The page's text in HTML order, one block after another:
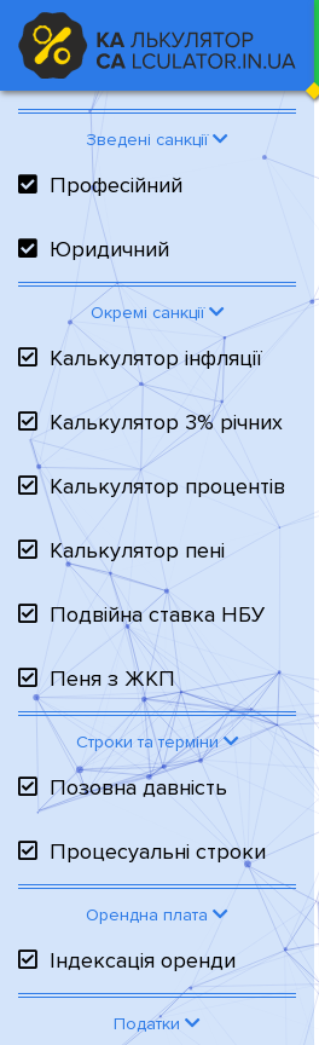
Зведені санкції
Професійний
Юридичний
Окремі санкції
Калькулятор інфляції
Калькулятор 3% річних
Калькулятор процентів
Калькулятор пені
Подвійна ставка НБУ
Пеня з ЖКП
Строки та терміни
Позовна давність
Процесуальні строки
Орендна плата
Індексація оренди
Податки